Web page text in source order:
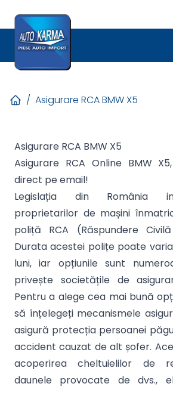
/ Asigurare RCA BMW X5
Asigurare RCA BMW X5
Asigurare RCA Online BMW
direct pe email!
Legislația din România
proprietarilor de mașini
poliță RCA (Răspundere
Durata acestei polițe poate
luni, iar opțiunile sunt
privește societățile de
Pentru a alege cea mai bună
să înțelegeți mecanismele
asigură protecția persoanei
accident cauzat de alt șofer.
acoperirea cheltuielilor de
daunele provocate de dvs.,